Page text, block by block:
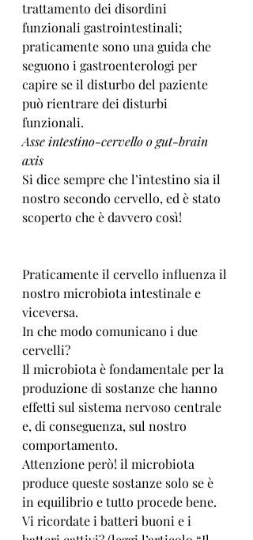
trattamento dei disordini
funzionali gastrointestinali;
praticamente sono una guida che
seguono i gastroenterologi per
capire se il disturbo del paziente
può rientrare dei disturbi
funzionali.
Asse intestino-cervello o gut-brain
axis
Si dice sempre che l’intestino sia il
nostro secondo cervello, ed è stato
scoperto che è davvero così!
Praticamente il cervello influenza il
nostro microbiota intestinale e
viceversa.
In che modo comunicano i due
cervelli?
Il microbiota è fondamentale per la
produzione di sostanze che hanno
effetti sul sistema nervoso centrale
e, di conseguenza, sul nostro
comportamento.
Attenzione però! il microbiota
produce queste sostanze solo se è
in equilibrio e tutto procede bene.
Vi ricordate i batteri buoni e i